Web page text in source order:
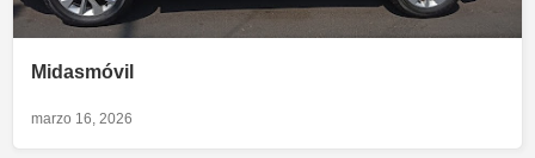
Midasmóvil
marzo 16, 2026